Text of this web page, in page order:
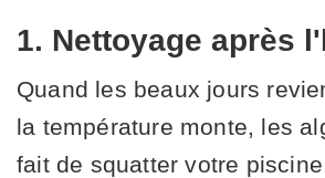
1. Nettoyage après
Quand les beaux jours
la température monte, les
fait de squatter votre piscine.